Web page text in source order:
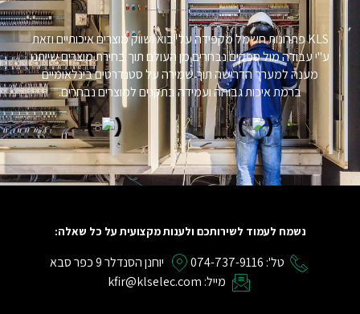
KLS פתרונות חשמל מקפידה על יבוא ושווק מוצרים איכותיים וזאת
ע"י עבודה מול ספקים נבחרים מן העולם תוך בחירת מוצרים שייתנו
מענה למערך הדרישה תוך שמירה על סטנדרטים בינלאומיים
ברמת איכות גבוהה ועמידה בתקנים למוצרים נבחרים.
נשמח לעמוד לשירותכם ולענות מקצועית על כל שאלה:
טל': 074-737-9116
יוחנן הסנדלר 9 כפר סבא
מייל: kfir@klselec.com